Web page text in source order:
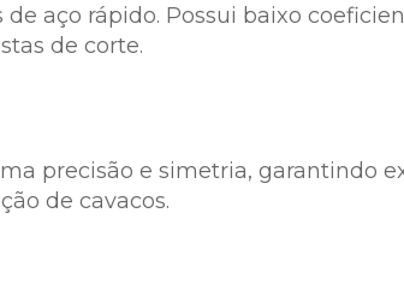
aço rápido. Possui baixo
de corte.
precisão e simetria, garantindo
de cavacos.